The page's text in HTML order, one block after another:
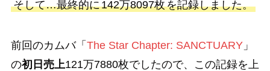
そして…最終的に142万8097枚を記録しました。
前回のカムバ「 The Star Chapter: SANCTUARY」
の初日売上121万7880枚でしたので、この記録を上